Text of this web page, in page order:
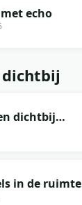
echo
dichtbij
dichtbij
ruimte
in de ruimte